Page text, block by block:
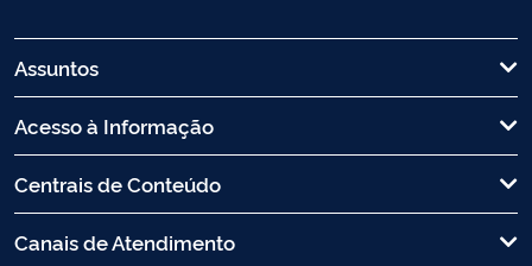
Assuntos
Acesso à Informação
Centrais de Conteúdo
Canais de Atendimento